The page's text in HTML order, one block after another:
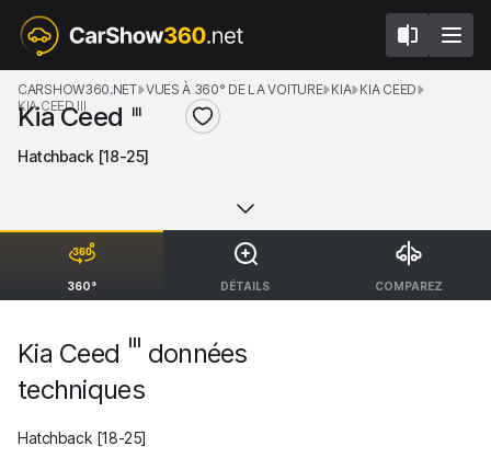
360° DÉTAILS COMPAREZ
CARSHOW360.NET VUES À 360° DE LA VOITURE KIA KIA CEED
KIA CEED III
Kia Ceed III
Hatchback [18-25]
Kia Ceed III données
techniques
Hatchback [18-25]